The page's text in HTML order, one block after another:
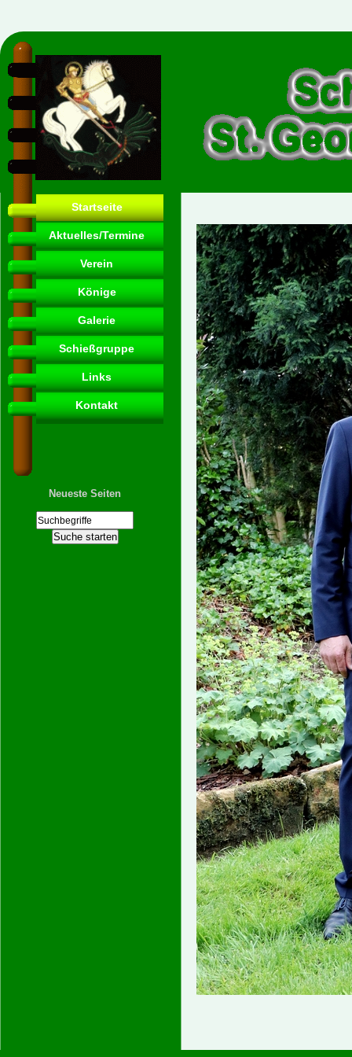
Startseite
Aktuelles/Termine
Verein
Könige
Galerie
Schießgruppe
Links
Kontakt
Neueste Seiten